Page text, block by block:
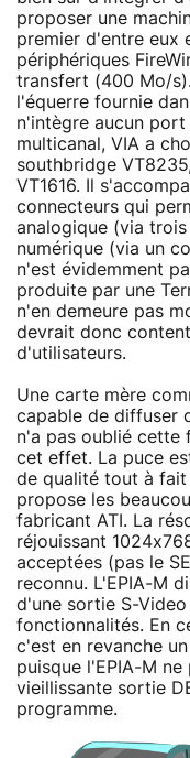
proposer une
premier d'entre eux
périphériques
transfert (400 Mo/
l'équerre fournie
n'intègre aucun
multicanal, VIA a
southbridge
VT1616. Il
connecteurs qui
analogique (via
numérique (via un
n'est évidemment
produite par une
n'en demeure pas
devrait donc
d'utilisateurs.
Une carte mère
capable de diffuser
n'a pas oublié cette
cet effet. La puce
de qualité tout à fait
propose les
fabricant ATI. La
réjouissant
acceptées (pas le
reconnu. L'EPIA-M
d'une sortie S-
fonctionnalités. En
c'est en revanche
puisque l'EPIA-M
vieillissante sortie
programme.